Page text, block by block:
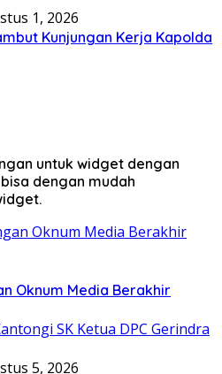
1, 2026
Kunjungan Kerja Kapolda
untuk widget dengan
dengan mudah
Oknum Media Berakhir
5, 2026